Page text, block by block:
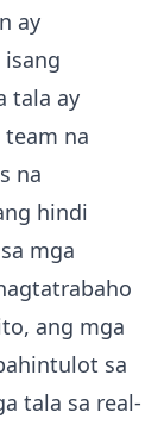
ay
tala ay
na
na
hindi
mga
ang mga
sa
tala sa real-